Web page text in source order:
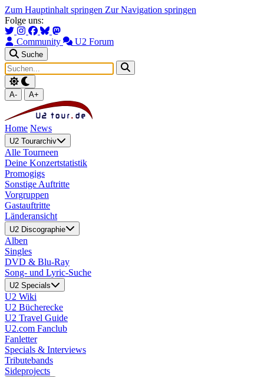
Zum Hauptinhalt springen Zur Navigation springen
Folge uns:
Community U2 Forum
Suche
A- A+
Home News
U2 Tourarchiv
Alle Tourneen
Deine Konzertstatistik
Promogigs
Sonstige Auftritte
Vorgruppen
Gastauftritte
Länderansicht
U2 Discographie
Alben
Singles
DVD & Blu-Ray
Song- und Lyric-Suche
U2 Specials
U2 Wiki
U2 Bücherecke
U2 Travel Guide
U2.com Fanclub
Fanletter
Specials & Interviews
Tributebands
Sideprojects